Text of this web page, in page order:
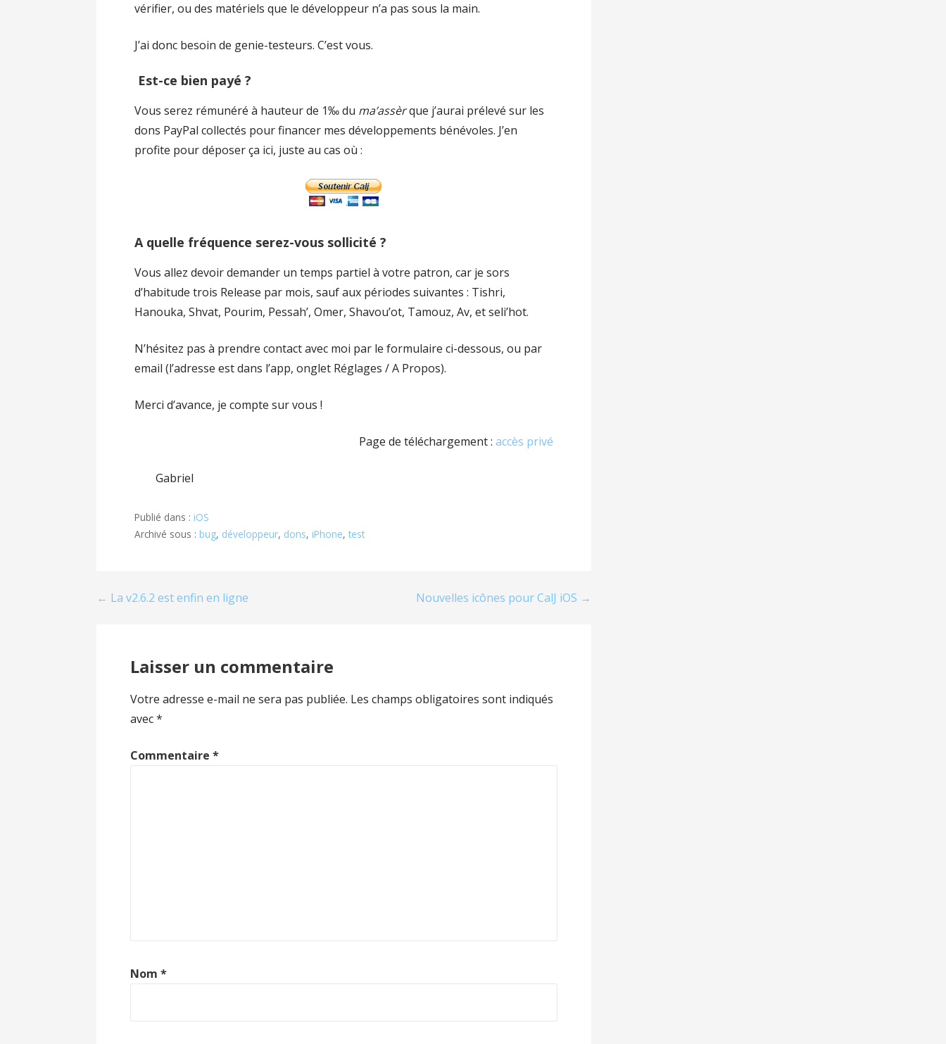
vérifier, ou des matériels que le développeur n’a pas sous la main.
J’ai donc besoin de genie-testeurs. C’est vous.
Est-ce bien payé ?
Vous serez rémunéré à hauteur de 1‰ du ma’assèrque j’aurai prélevé sur les
dons PayPal collectés pour financer mes développements bénévoles. J’en
profite pour déposer ça ici, juste au cas où :
A quelle fréquence serez-vous sollicité ?
Vous allez devoir demander un temps partiel à votre patron, car je sors
d’habitude trois Release par mois, sauf aux périodes suivantes : Tishri,
Hanouka, Shvat, Pourim, Pessah’, Omer, Shavou’ot, Tamouz, Av, et seli’hot.
N’hésitez pas à prendre contact avec moi par le formulaire ci-dessous, ou par
email (l’adresse est dans l’app, onglet Réglages / A Propos).
Merci d’avance, je compte sur vous !
Page de téléchargement :accès privé
Gabriel
Publié dans : iOS
Archivé sous : bug, développeur, dons, iPhone,test
Navigation
l’article
← La v2.6.2 est enfin en ligne Nouvelles icônes pour CalJ iOS →
Laisser un commentaire
Votre adresse e-mail ne sera pas publiée. Les champs obligatoires sont indiqués
avec*
Commentaire*
Nom*